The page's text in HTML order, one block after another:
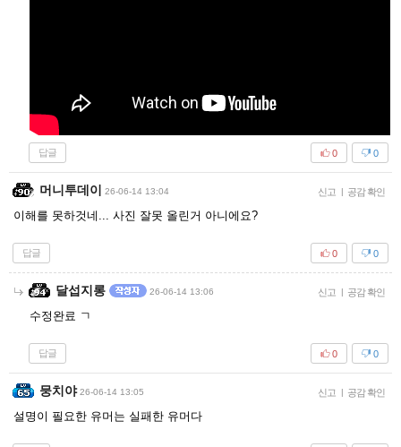
답글 0
0
머니투데이 26-06-14 13:04 신고 | 공감 확인
이해를 못하것네... 사진 잘못 올린거 아니에요?
답글 0
0
달섭지롱 26-06-14 13:06 신고 | 공감 확인
수정완료 ㄱ
답글 0
0
뭉치야 26-06-14 13:05 신고 | 공감 확인
설명이 필요한 유머는 실패한 유머다